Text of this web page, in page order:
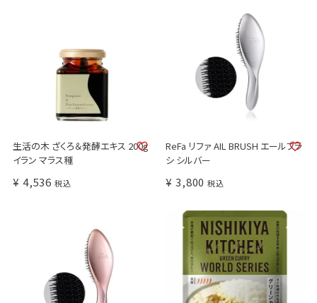
生活の木 ざくろ＆発酵エキス 200g
イラン マラス種
¥ 4,536 税込
ReFa リファ AIL BRUSH エールブラ
シ シルバー
¥ 3,800 税込